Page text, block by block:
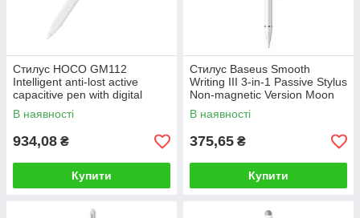
Стилус HOCO GM112
Intelligent anti-lost active
capacitive pen with digital
display pad dedicated White
В наявності
934,08 ₴
Купити
Стилус Baseus Smooth
Writing III 3-in-1 Passive Stylus
Non-magnetic Version Moon
White
В наявності
375,65 ₴
Купити